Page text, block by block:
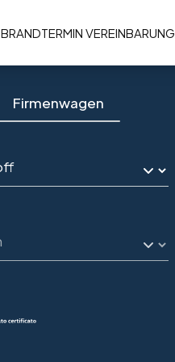
BRANDTERMIN VEREINBARUNG
Firmenwagen